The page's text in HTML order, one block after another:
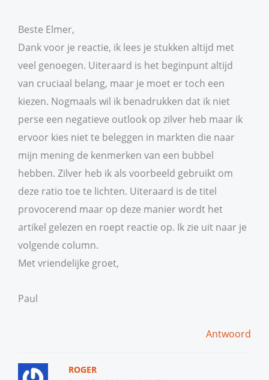
Beste Elmer,
Dank voor je reactie, ik lees je stukken altijd met
veel genoegen. Uiteraard is het beginpunt altijd
van cruciaal belang, maar je moet er toch een
kiezen. Nogmaals wil ik benadrukken dat ik niet
perse een negatieve outlook op zilver heb maar ik
ervoor kies niet te beleggen in markten die naar
mijn mening de kenmerken van een bubbel
hebben. Zilver heb ik als voorbeeld gebruikt om
deze ratio toe te lichten. Uiteraard is de titel
provocerend maar op deze manier wordt het
artikel gelezen en roept reactie op. Ik zie uit naar je
volgende column.
Met vriendelijke groet,
Paul
Antwoord
ROGER